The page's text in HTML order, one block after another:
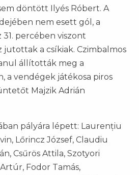
döntött Ilyés Róbert. A
nem esett gól, a
percében viszont
a csíkiak. Czimbalmos
állították meg a
vendégek játékosa piros
Majzik Adrián
pályára lépett: Laurențiu
Lőrincz József, Claudiu
Csűrös Attila, Szotyori
Fodor Tamás,